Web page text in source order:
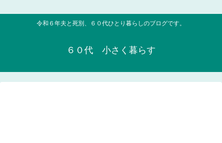
令和６年夫と死別、６０代ひとり暮らしのブログです。
６０代 小さく暮らす